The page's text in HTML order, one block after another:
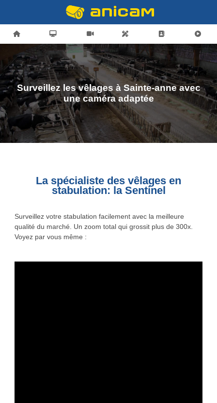
Surveillez les vêlages à Sainte-anne avec
une caméra adaptée
La spécialiste des vêlages en
stabulation: la Sentinel
Surveillez votre stabulation facilement avec la meilleure
qualité du marché. Un zoom total qui grossit plus de 300x.
Voyez par vous même :